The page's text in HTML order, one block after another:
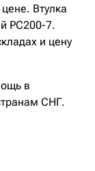
Втулка
PC200-7.
и цену
в
СНГ.